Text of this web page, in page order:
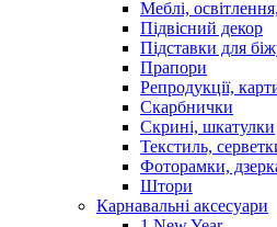
Меблі,
Підвісний декор
Підставки для
Прапори
Репродукції,
Скарбнички
Скрині, шкатулки
Текстиль,
Фоторамки,
Штори
Карнавальні аксесуари